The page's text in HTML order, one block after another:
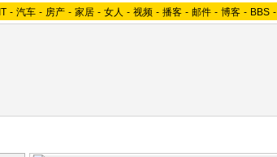
IT - 汽车 - 房产 - 家居 - 女人 - 视频 - 播客 - 邮件 - 博客 - BBS -